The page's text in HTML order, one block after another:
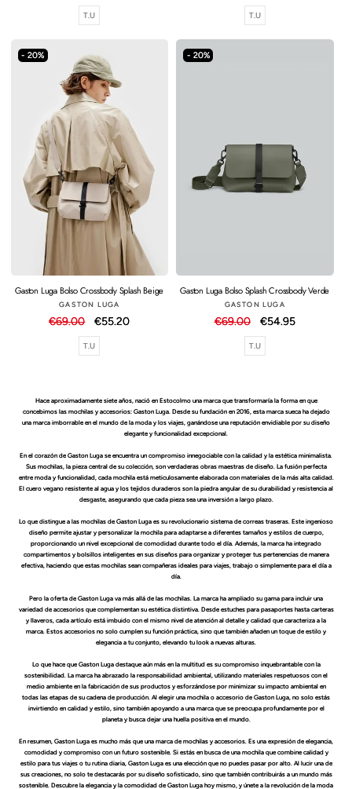
habitual de
oferta
T.U
habitual de
oferta
T.U
- 20%
Gaston Luga Bolso Crossbody Splash Beige
Proveedor:
GASTON LUGA
Precio
habitual
€69.00
Precio
de
oferta
€55.20
T.U
- 20%
Gaston Luga Bolso Splash Crossbody Verde
Proveedor:
GASTON LUGA
Precio
habitual
€69.00
Precio
de
oferta
€54.95
T.U
Hace aproximadamente siete años, nació en Estocolmo una marca que transformaría la forma en que
concebimos las mochilas y accesorios: Gaston Luga. Desde su fundación en 2016, esta marca sueca ha dejado
una marca imborrable en el mundo de la moda y los viajes, ganándose una reputación envidiable por su diseño
elegante y funcionalidad excepcional.
En el corazón de Gaston Luga se encuentra un compromiso innegociable con la calidad y la estética minimalista.
Sus mochilas, la pieza central de su colección, son verdaderas obras maestras de diseño. La fusión perfecta
entre moda y funcionalidad, cada mochila está meticulosamente elaborada con materiales de la más alta calidad.
El cuero vegano resistente al agua y los tejidos duraderos son la piedra angular de su durabilidad y resistencia al
desgaste, asegurando que cada pieza sea una inversión a largo plazo.
Lo que distingue a las mochilas de Gaston Luga es su revolucionario sistema de correas traseras. Este ingenioso
diseño permite ajustar y personalizar la mochila para adaptarse a diferentes tamaños y estilos de cuerpo,
proporcionando un nivel excepcional de comodidad durante todo el día. Además, la marca ha integrado
compartimentos y bolsillos inteligentes en sus diseños para organizar y proteger tus pertenencias de manera
efectiva, haciendo que estas mochilas sean compañeras ideales para viajes, trabajo o simplemente para el día a
día.
Pero la oferta de Gaston Luga va más allá de las mochilas. La marca ha ampliado su gama para incluir una
variedad de accesorios que complementan su estética distintiva. Desde estuches para pasaportes hasta carteras
y llaveros, cada artículo está imbuido con el mismo nivel de atención al detalle y calidad que caracteriza a la
marca. Estos accesorios no solo cumplen su función práctica, sino que también añaden un toque de estilo y
elegancia a tu conjunto, elevando tu look a nuevas alturas.
Lo que hace que Gaston Luga destaque aún más en la multitud es su compromiso inquebrantable con la
sostenibilidad. La marca ha abrazado la responsabilidad ambiental, utilizando materiales respetuosos con el
medio ambiente en la fabricación de sus productos y esforzándose por minimizar su impacto ambiental en
todas las etapas de su cadena de producción. Al elegir una mochila o accesorio de Gaston Luga, no solo estás
invirtiendo en calidad y estilo, sino también apoyando a una marca que se preocupa profundamente por el
planeta y busca dejar una huella positiva en el mundo.
En resumen, Gaston Luga es mucho más que una marca de mochilas y accesorios. Es una expresión de elegancia,
comodidad y compromiso con un futuro sostenible. Si estás en busca de una mochila que combine calidad y
estilo para tus viajes o tu rutina diaria, Gaston Luga es una elección que no puedes pasar por alto. Al lucir una de
sus creaciones, no solo te destacarás por su diseño sofisticado, sino que también contribuirás a un mundo más
sostenible. Descubre la elegancia y la comodidad de Gaston Luga hoy mismo, y únete a la revolución de la moda